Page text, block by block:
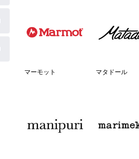
マーモット マタドール